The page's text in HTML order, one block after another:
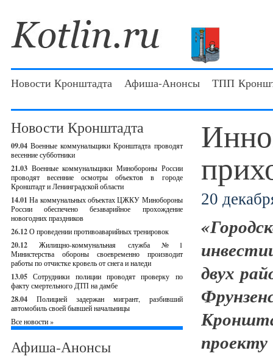
Новости Кронштадта Афиша-Анонсы ТПП
Новости Кронштадта
09.04 Военные коммунальщики Кронштадта проводят
весенние субботники
21.03 Военные коммунальщики Минобороны России
проводят весенние осмотры объектов в городе
Кронштадт и Ленинградской области
14.01 На коммунальных объектах ЦЖКУ Минобороны
России обеспечено безаварийное прохождение
новогодних праздников
26.12О проведении противоаварийных тренировок
20.12
Жилищно-коммунальная служба №1
Министерства обороны своевременно производит
работы по отчистке кровель от снега и наледи
13.05 Сотрудники полиции проводят проверку по
факту смертельного ДТП на дамбе
28.04
Полицией задержан мигрант, разбивший
автомобиль своей бывшей начальницы
Все новости »
Афиша-Анонсы
20
двух